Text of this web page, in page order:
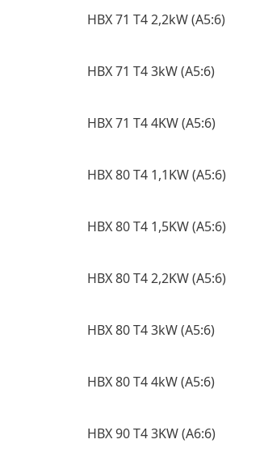
HBX 71 T4 2,2kW (A5:6)
HBX 71 T4 3kW (A5:6)
HBX 71 T4 4KW (A5:6)
HBX 80 T4 1,1KW (A5:6)
HBX 80 T4 1,5KW (A5:6)
HBX 80 T4 2,2KW (A5:6)
HBX 80 T4 3kW (A5:6)
HBX 80 T4 4kW (A5:6)
HBX 90 T4 3KW (A6:6)